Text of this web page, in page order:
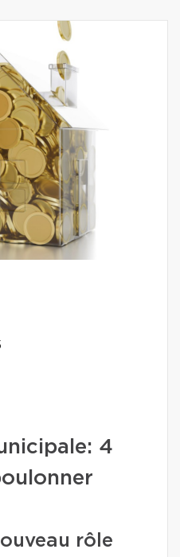
4
rôle